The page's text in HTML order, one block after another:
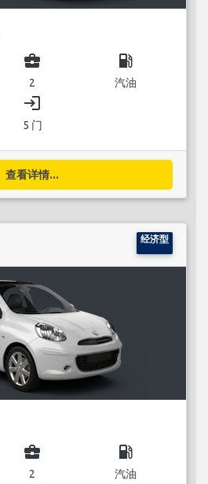
business_center
2
local_gas_station
汽油
login
5 门
查看详情...
经济型
business_center
2
local_gas_station
汽油